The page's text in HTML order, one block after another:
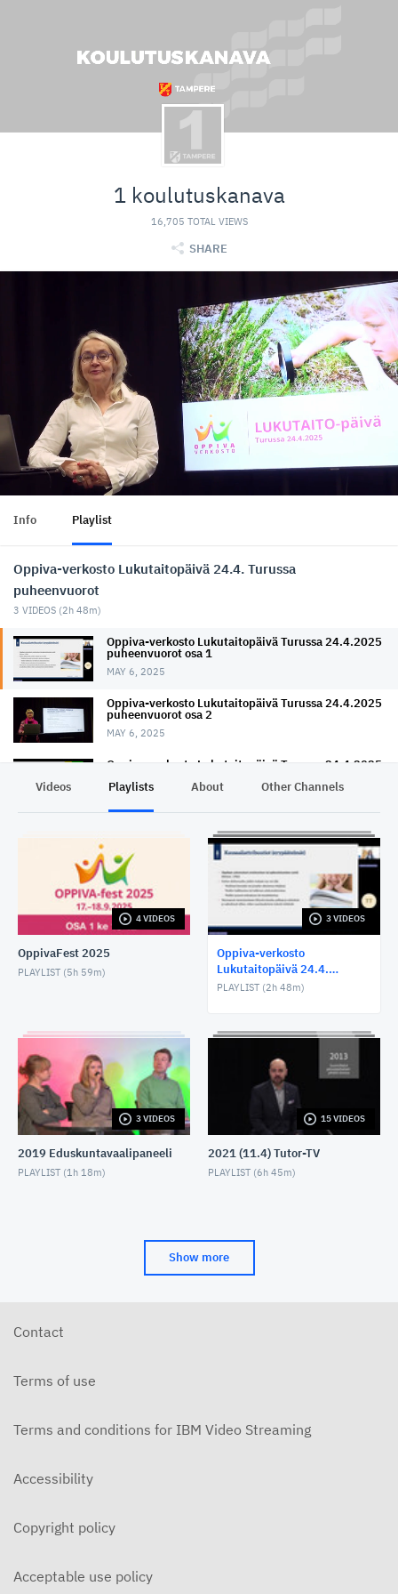
1 koulutuskanava
16,705 TOTAL VIEWS
SHARE
Info Playlist
Oppiva-verkosto Lukutaitopäivä 24.4. Turussa
puheenvuorot
3 VIDEOS (2h 48m)
Oppiva-verkosto Lukutaitopäivä Turussa 24.4.2025
puheenvuorot osa 1
MAY 6, 2025
Oppiva-verkosto Lukutaitopäivä Turussa 24.4.2025
puheenvuorot osa 2
MAY 6, 2025
Oppiva-verkosto Lukutaitopäivä Turussa 24.4.2025
MAY 6, 2025
Videos Playlists About Other Channels
4 VIDEOS
OppivaFest 2025
PLAYLIST (5h 59m)
3 VIDEOS
Oppiva-verkosto
Lukutaitopäivä 24.4.
Turussa puheenvuorot
PLAYLIST (2h 48m)
3 VIDEOS
2019 Eduskuntavaalipaneeli
PLAYLIST (1h 18m)
15 VIDEOS
2021 (11.4) Tutor-TV
PLAYLIST (6h 45m)
Show more
Contact
Terms of use
Terms and conditions for IBM Video Streaming
Accessibility
Copyright policy
Acceptable use policy